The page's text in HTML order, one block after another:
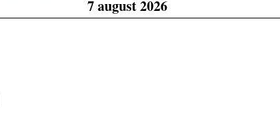
7 august 2026